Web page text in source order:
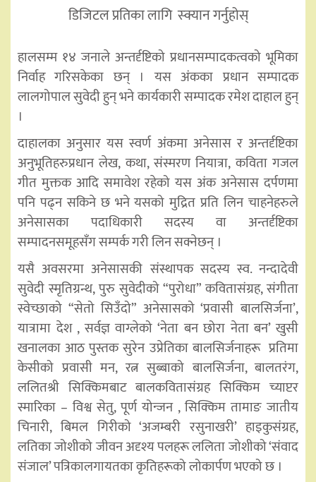
डिजिटल प्रतिका लागि स्क्यान गर्नुहोस्
हालसम्म १४ जनाले अन्तर्दृष्टिको प्रधानसम्पादकत्वको भूमिका
निर्वाह गरिसकेका छन् । यस अंकका प्रधान सम्पादक
लालगोपाल सुवेदी हुन् भने कार्यकारी सम्पादक रमेश दाहाल हुन्
।
दाहालका अनुसार यस स्वर्ण अंकमा अनेसास र अन्तर्दृष्टिका
अनुभूतिहरुप्रधान लेख, कथा, संस्मरण नियात्रा, कविता गजल
गीत मुक्तक आदि समावेश रहेको यस अंक अनेसास दर्पणमा
पनि पढ्न सकिने छ भने यसको मुद्रित प्रति लिन चाहनेहरुले
अनेसासका पदाधिकारी सदस्य वा अन्तर्दृष्टिका
सम्पादनसमूहसँग सम्पर्क गरी लिन सक्नेछन् ।
यसै अवसरमा अनेसासकी संस्थापक सदस्य स्व‍. नन्दादेवी
सुवेदी स्मृतिग्रन्थ, पुरु सुवेदीको “पुरोधा” कवितासंग्रह, संगीता
स्वेच्छाको “सेतो सिउँदो” अनेसासको ‘प्रवासी बालसिर्जना’,
यात्रामा देश , सर्वज्ञ वाग्लेको ‘नेता बन छोरा नेता बन’ खुसी
खनालका आठ पुस्तक सुरेन उप्रेतिका बालसिर्जनाहरू प्रतिमा
केसीको प्रवासी मन, रत्न सुब्बाको बालसिर्जना, बालतरंग,
ललितश्री सिक्किमबाट बालकवितासंग्रह सिक्किम च्याप्टर
स्मारिका – विश्व सेतु, पूर्ण योन्जन , सिक्किम तामाङ जातीय
चिनारी, बिमल गिरीको ‘अजम्बरी रसुनाखरी’ हाइकुसंग्रह,
लतिका जोशीको जीवन अदृश्य पलहरू ललिता जोशीको ‘संवाद
संजाल’ पत्रिकालगायतका कृतिहरूको लोकार्पण भएको छ ।